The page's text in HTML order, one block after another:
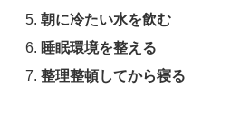
朝に冷たい水を飲む
睡眠環境を整える
整理整頓してから寝る